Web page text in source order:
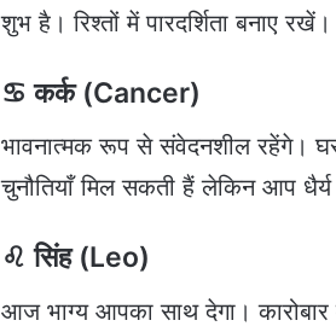
शुभ है। रिश्तों में पारदर्शिता बनाए रखें।
♋ कर्क (Cancer)
भावनात्मक रूप से संवेदनशील रहेंगे।
चुनौतियाँ मिल सकती हैं लेकिन आप
♌ सिंह (Leo)
आज भाग्य आपका साथ देगा।